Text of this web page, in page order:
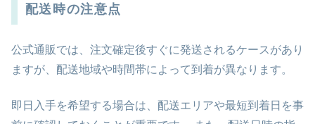
配送時の注意点
公式通販では、注文確定後すぐに発送されるケースがあり
ますが、配送地域や時間帯によって到着が異なります。
即日入手を希望する場合は、配送エリアや最短到着日を事